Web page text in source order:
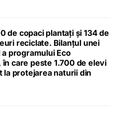
de copaci plantați și 134 de
reciclate. Bilanțul unei
programului Eco
în care peste 1.700 de elevi
la protejarea naturii din